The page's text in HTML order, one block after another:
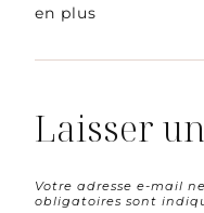
en plus
Laisser
Votre adresse e-mail
obligatoires sont